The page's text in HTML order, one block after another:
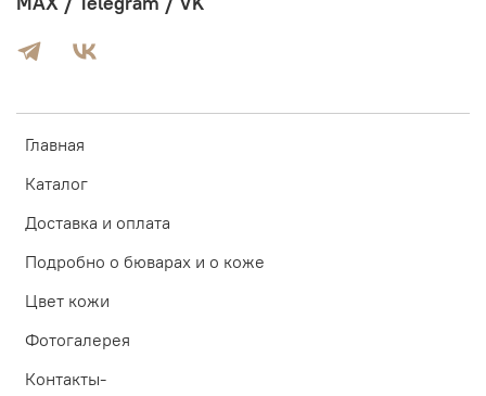
Главная
Каталог
Доставка и оплата
Подробно о бюварах и о коже
Цвет кожи
Фотогалерея
Контакты-